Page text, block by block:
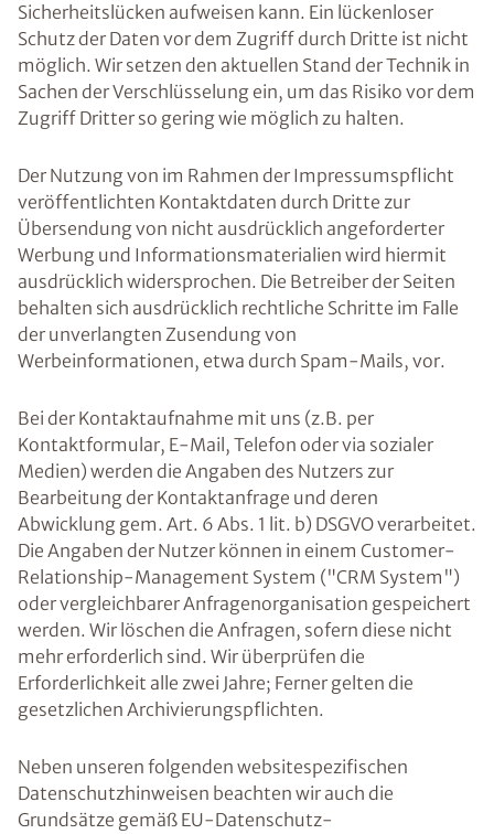
Sicherheitslücken aufweisen kann. Ein lückenloser
Schutz der Daten vor dem Zugriff durch Dritte ist nicht
möglich. Wir setzen den aktuellen Stand der Technik in
Sachen der Verschlüsselung ein, um das Risiko vor dem
Zugriff Dritter so gering wie möglich zu halten.
Der Nutzung von im Rahmen der Impressumspflicht
veröffentlichten Kontaktdaten durch Dritte zur
Übersendung von nicht ausdrücklich angeforderter
Werbung und Informationsmaterialien wird hiermit
ausdrücklich widersprochen. Die Betreiber der Seiten
behalten sich ausdrücklich rechtliche Schritte im Falle
der unverlangten Zusendung von
Werbeinformationen, etwa durch Spam-Mails, vor.
Bei der Kontaktaufnahme mit uns (z.B. per
Kontaktformular, E-Mail, Telefon oder via sozialer
Medien) werden die Angaben des Nutzers zur
Bearbeitung der Kontaktanfrage und deren
Abwicklung gem. Art. 6 Abs. 1 lit. b) DSGVO verarbeitet.
Die Angaben der Nutzer können in einem Customer-
Relationship-Management System ("CRM System")
oder vergleichbarer Anfragenorganisation gespeichert
werden. Wir löschen die Anfragen, sofern diese nicht
mehr erforderlich sind. Wir überprüfen die
Erforderlichkeit alle zwei Jahre; Ferner gelten die
gesetzlichen Archivierungspflichten.
Neben unseren folgenden websitespezifischen
Datenschutzhinweisen beachten wir auch die
Grundsätze gemäß EU-Datenschutz-